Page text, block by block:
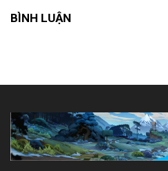
BÌNH LUẬN